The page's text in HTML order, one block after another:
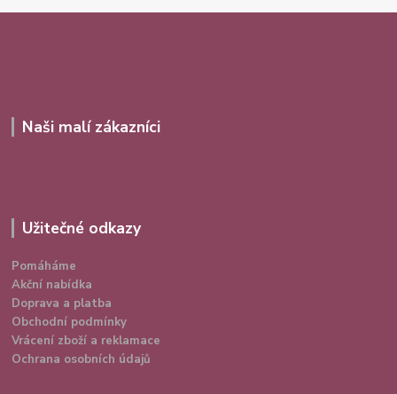
Naši malí zákazníci
Užitečné odkazy
Pomáháme
Akční nabídka
Doprava a platba
Obchodní podmínky
Vrácení zboží a reklamace
Ochrana osobních údajů